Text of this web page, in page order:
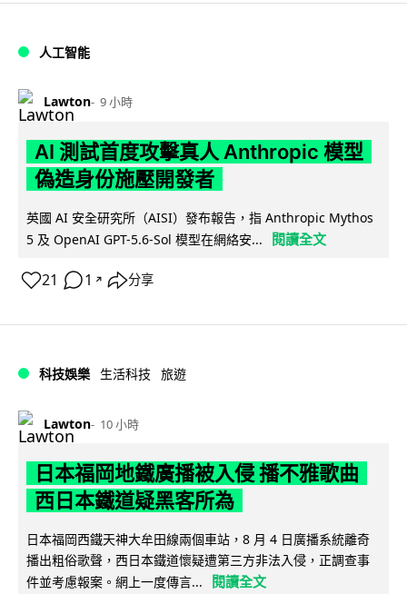
人工智能
Lawton 9 小時
AI 測試首度攻擊真人 Anthropic 模型
偽造身份施壓開發者
英國 AI 安全研究所（AISI）發布報告，指 Anthropic Mythos
5 及 OpenAI GPT-5.6-Sol 模型在網絡安...
閱讀全文
21 1 ↗ 分享
科技娛樂 生活科技 旅遊
Lawton 10 小時
日本福岡地鐵廣播被入侵 播不雅歌曲
西日本鐵道疑黑客所為
日本福岡西鐵天神大牟田線兩個車站，8 月 4 日廣播系統離奇
播出粗俗歌聲，西日本鐵道懷疑遭第三方非法入侵，正調查事
件並考慮報案。網上一度傳言...
閱讀全文